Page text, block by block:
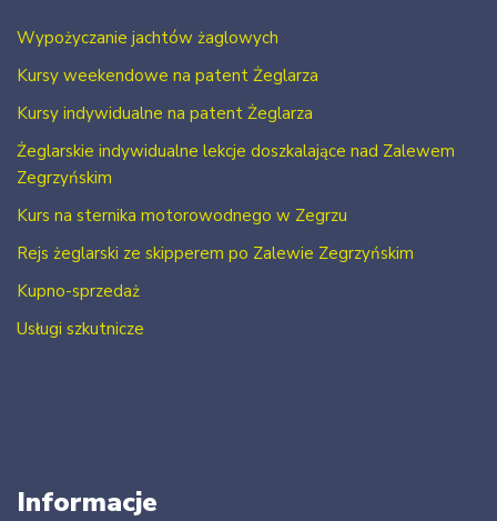
Wypożyczanie jachtów żaglowych
Kursy weekendowe na patent Żeglarza
Kursy indywidualne na patent Żeglarza
Żeglarskie indywidualne lekcje doszkalające nad Zalewem
Zegrzyńskim
Kurs na sternika motorowodnego w Zegrzu
Rejs żeglarski ze skipperem po Zalewie Zegrzyńskim
Kupno-sprzedaż
Usługi szkutnicze
Informacje